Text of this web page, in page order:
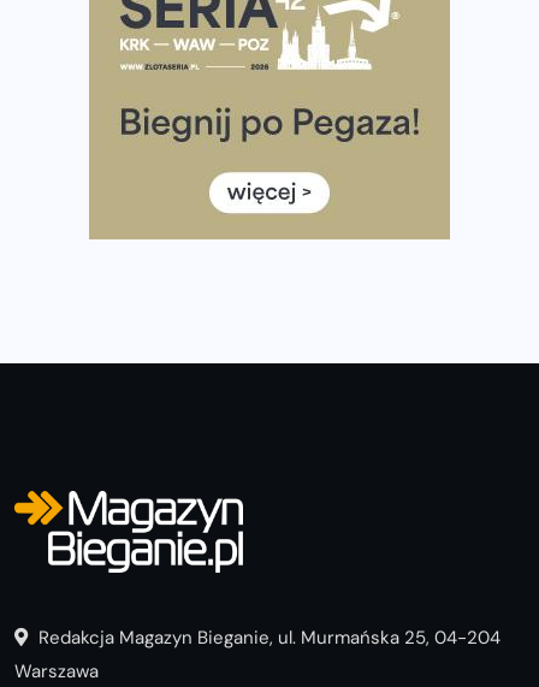
półmaratonem
Już w tę sobotę 35. Bieg Powstania Warszawskiego.
35. Bieg Powstania Warszawskiego – praktyczny
poradnik przed startem
Ile razy w tygodniu biegać? 3 treningi wystarczą? Jak
często biegać, żeby robić postępy
Redakcja Magazyn Bieganie, ul. Murmańska 25, 04-204
Warszawa